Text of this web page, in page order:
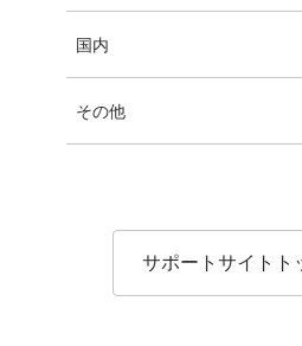
国内
その他
サポートサイトト